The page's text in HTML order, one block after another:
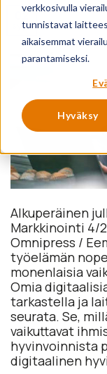
verkkosivulla
tunnistavat
aikaisemmat
parantamiseksi.
Hyväksy
02
syys
Alkuperäinen
Markkinointi 4/
Omnipress /
työelämän
monenlaisia
Omia
tarkastella ja
seurata. Se,
vaikuttavat
hyvinvoinnista
digitaalinen